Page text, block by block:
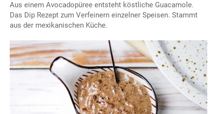
Aus einem Avocadopüree entsteht köstliche Guacamole.
Das Dip Rezept zum Verfeinern einzelner Speisen. Stammt
aus der mexikanischen Küche.